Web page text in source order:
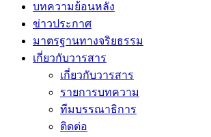
บทความย้อนหลัง
ข่าวประกาศ
มาตรฐานทางจริยธรรม
เกี่ยวกับวารสาร
เกี่ยวกับวารสาร
รายการบทความ
ทีมบรรณาธิการ
ติดต่อ